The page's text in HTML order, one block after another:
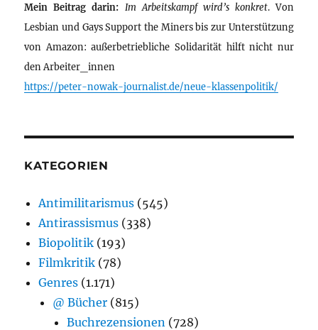
Mein Beitrag darin: Im Arbeitskampf wird’s konkret. Von
Lesbian und Gays Support the Miners bis zur Unterstützung
von Amazon: außerbetriebliche Solidarität hilft nicht nur
den Arbeiter_innen
https://peter-nowak-journalist.de/neue-klassenpolitik/
KATEGORIEN
Antimilitarismus (545)
Antirassismus (338)
Biopolitik (193)
Filmkritik (78)
Genres (1.171)
@ Bücher (815)
Buchrezensionen (728)